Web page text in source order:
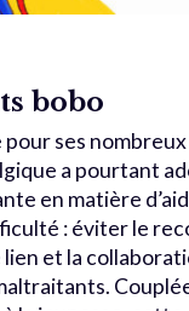
bobo
ses
a pourtant
en matière
: éviter le
et la